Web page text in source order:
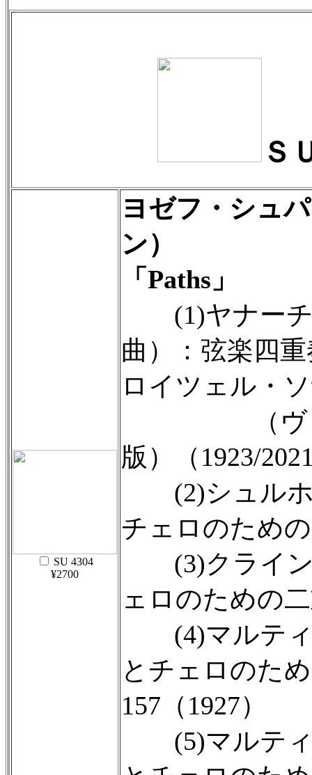
Ｓ
SU 4304
¥2700
ヨゼフ・シュ
ン）
「Paths」
(1)ヤナーチ
曲）：弦楽四
ロイツェル・
（ヴァイ
版）（1923/
(2)シュルホ
チェロのため
(3)クライン
ェロのための
(4)マルティ
とチェロのた
157（1927）
(5)マルティ